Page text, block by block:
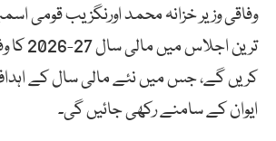
وفاقی وزیر خزانہ محمد اورنگزیب قومی
ترین
کریں گے، جس میں نئے مالی سال کے
ایوان کے سامنے رکھی جائیں گی۔